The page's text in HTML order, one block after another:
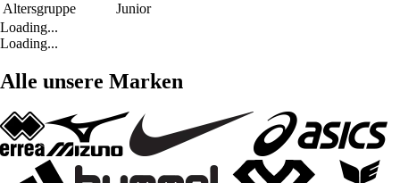
Altersgruppe
Junior
Loading...
Loading...
Alle unsere Marken